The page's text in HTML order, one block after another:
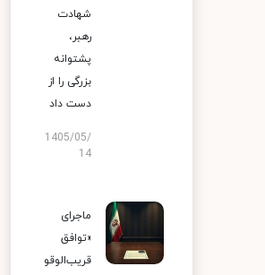
شهادت
رهبر،
پشتوانه
بزرگی را از
دست داد
1405/05/
14
ماجرای
«توافق
قریب‌الوقو